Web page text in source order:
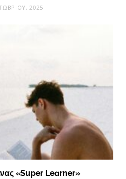
2025
«Super Learner»